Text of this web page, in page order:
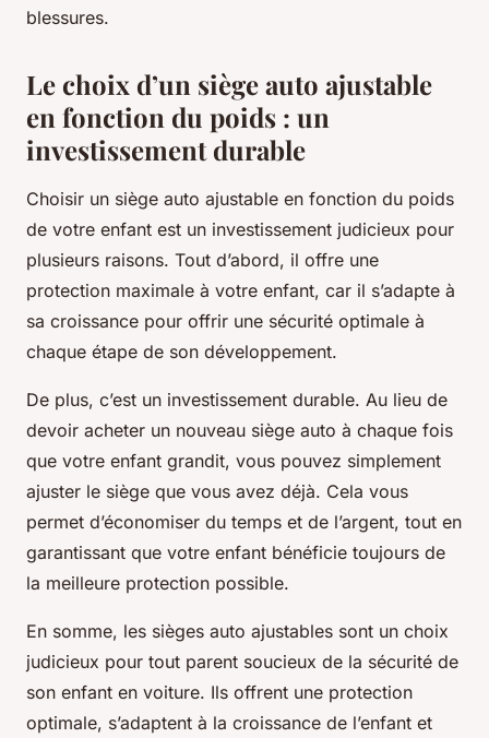
blessures.
Le choix d’un siège auto ajustable
en fonction du poids : un
investissement durable
Choisir un siège auto ajustable en fonction du poids
de votre enfant est un investissement judicieux pour
plusieurs raisons. Tout d’abord, il offre une
protection maximale à votre enfant, car il s’adapte à
sa croissance pour offrir une sécurité optimale à
chaque étape de son développement.
De plus, c’est un investissement durable. Au lieu de
devoir acheter un nouveau siège auto à chaque fois
que votre enfant grandit, vous pouvez simplement
ajuster le siège que vous avez déjà. Cela vous
permet d’économiser du temps et de l’argent, tout en
garantissant que votre enfant bénéficie toujours de
la meilleure protection possible.
En somme, les sièges auto ajustables sont un choix
judicieux pour tout parent soucieux de la sécurité de
son enfant en voiture. Ils offrent une protection
optimale, s’adaptent à la croissance de l’enfant et